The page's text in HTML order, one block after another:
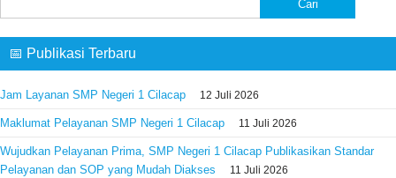
untuk:
📅 Publikasi Terbaru
Jam Layanan SMP Negeri 1 Cilacap 12 Juli 2026
Maklumat Pelayanan SMP Negeri 1 Cilacap 11 Juli 2026
Wujudkan Pelayanan Prima, SMP Negeri 1 Cilacap Publikasikan Standar
Pelayanan dan SOP yang Mudah Diakses
11 Juli 2026